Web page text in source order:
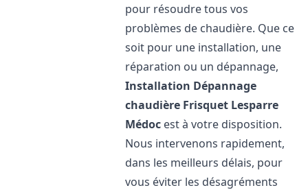
pour résoudre tous vos
problèmes de chaudière. Que ce
soit pour une installation, une
réparation ou un dépannage,
Installation Dépannage
chaudière Frisquet Lesparre
Médoc est à votre disposition.
Nous intervenons rapidement,
dans les meilleurs délais, pour
vous éviter les désagréments